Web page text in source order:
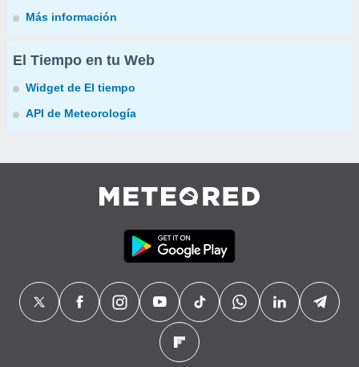
Más información
El Tiempo en tu Web
Widget de El tiempo
API de Meteorología